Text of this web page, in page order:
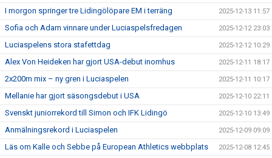
I morgon springer tre Lidingölöpare EM i terräng 2025-12-13 11:57
Sofia och Adam vinnare under Luciaspelsfredagen 2025-12-12 23:03
Luciaspelens stora stafettdag 2025-12-12 10:29
Alex Von Heideken har gjort USA-debut inomhus 2025-12-11 18:17
2x200m mix – ny gren i Luciaspelen 2025-12-11 10:17
Mellanie har gjort säsongsdebut i USA 2025-12-10 22:11
Svenskt juniorrekord till Simon och IFK Lidingö 2025-12-10 13:49
Anmälningsrekord i Luciaspelen 2025-12-09 09:09
Läs om Kalle och Sebbe på European Athletics webbplats 2025-12-08 12:45